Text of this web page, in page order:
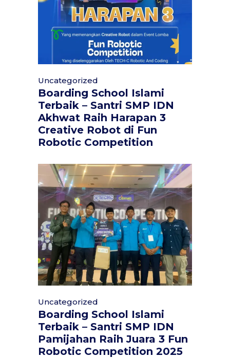
Uncategorized
Boarding School Islami
Terbaik – Santri SMP IDN
Akhwat Raih Harapan 3
Creative Robot di Fun
Robotic Competition
Uncategorized
Boarding School Islami
Terbaik – Santri SMP IDN
Pamijahan Raih Juara 3 Fun
Robotic Competition 2025